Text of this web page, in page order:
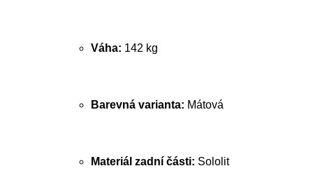
Váha: 142 kg
Barevná varianta: Mátová
Materiál zadní části: Sololit